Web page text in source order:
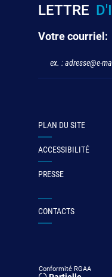
LETTRE
Votre courriel:
PLAN DU SITE
ACCESSIBILITÉ
PRESSE
CONTACTS
Conformité RGAA